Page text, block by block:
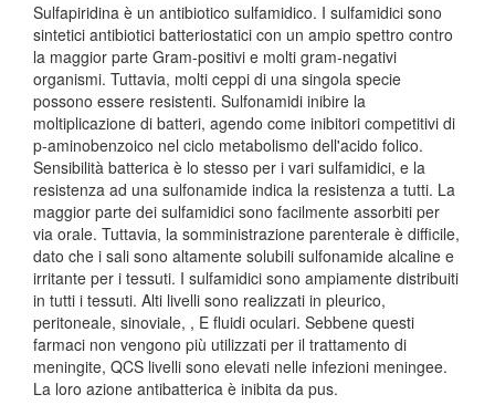
Sulfapiridina è un antibiotico sulfamidico. I sulfamidici sono
sintetici antibiotici batteriostatici con un ampio spettro contro
la maggior parte Gram-positivi e molti gram-negativi
organismi. Tuttavia, molti ceppi di una singola specie
possono essere resistenti. Sulfonamidi inibire la
moltiplicazione di batteri, agendo come inibitori competitivi di
p-aminobenzoico nel ciclo metabolismo dell'acido folico.
Sensibilità batterica è lo stesso per i vari sulfamidici, e la
resistenza ad una sulfonamide indica la resistenza a tutti. La
maggior parte dei sulfamidici sono facilmente assorbiti per
via orale. Tuttavia, la somministrazione parenterale è difficile,
dato che i sali sono altamente solubili sulfonamide alcaline e
irritante per i tessuti. I sulfamidici sono ampiamente distribuiti
in tutti i tessuti. Alti livelli sono realizzati in pleurico,
peritoneale, sinoviale, , E fluidi oculari. Sebbene questi
farmaci non vengono più utilizzati per il trattamento di
meningite, QCS livelli sono elevati nelle infezioni meningee.
La loro azione antibatterica è inibita da pus.